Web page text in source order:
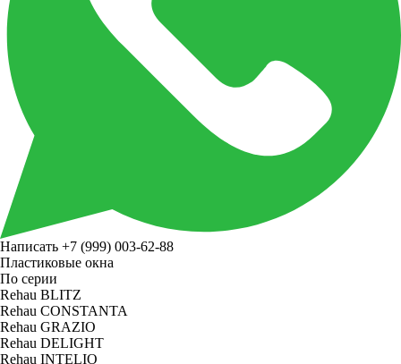
Написать +7 (999) 003-62-88
Пластиковые окна
По серии
Rehau BLITZ
Rehau CONSTANTA
Rehau GRAZIO
Rehau DELIGHT
Rehau INTELIO